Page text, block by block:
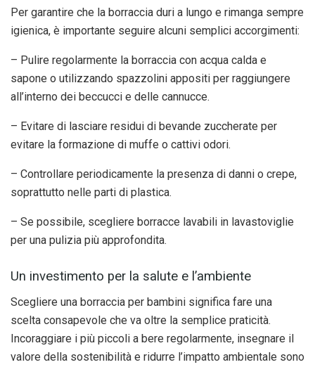
Per garantire che la borraccia duri a lungo e rimanga sempre
igienica, è importante seguire alcuni semplici accorgimenti:
– Pulire regolarmente la borraccia con acqua calda e
sapone o utilizzando spazzolini appositi per raggiungere
all’interno dei beccucci e delle cannucce.
– Evitare di lasciare residui di bevande zuccherate per
evitare la formazione di muffe o cattivi odori.
– Controllare periodicamente la presenza di danni o crepe,
soprattutto nelle parti di plastica.
– Se possibile, scegliere borracce lavabili in lavastoviglie
per una pulizia più approfondita.
Un investimento per la salute e l’ambiente
Scegliere una borraccia per bambini significa fare una
scelta consapevole che va oltre la semplice praticità.
Incoraggiare i più piccoli a bere regolarmente, insegnare il
valore della sostenibilità e ridurre l’impatto ambientale sono